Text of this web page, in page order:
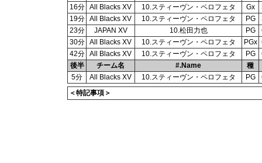
16分
All Blacks XV 10.スティーヴン・ペロフェタ Gx
19分
All Blacks XV 10.スティーヴン・ペロフェタ PG
23分
JAPAN XV 10.松田力也 PG
30分
All Blacks XV 10.スティーヴン・ペロフェタ PGx
42分
All Blacks XV 10.スティーヴン・ペロフェタ PG
後半
チーム名 #.Name 種
5分
All Blacks XV 10.スティーヴン・ペロフェタ PG
＜特記事項＞